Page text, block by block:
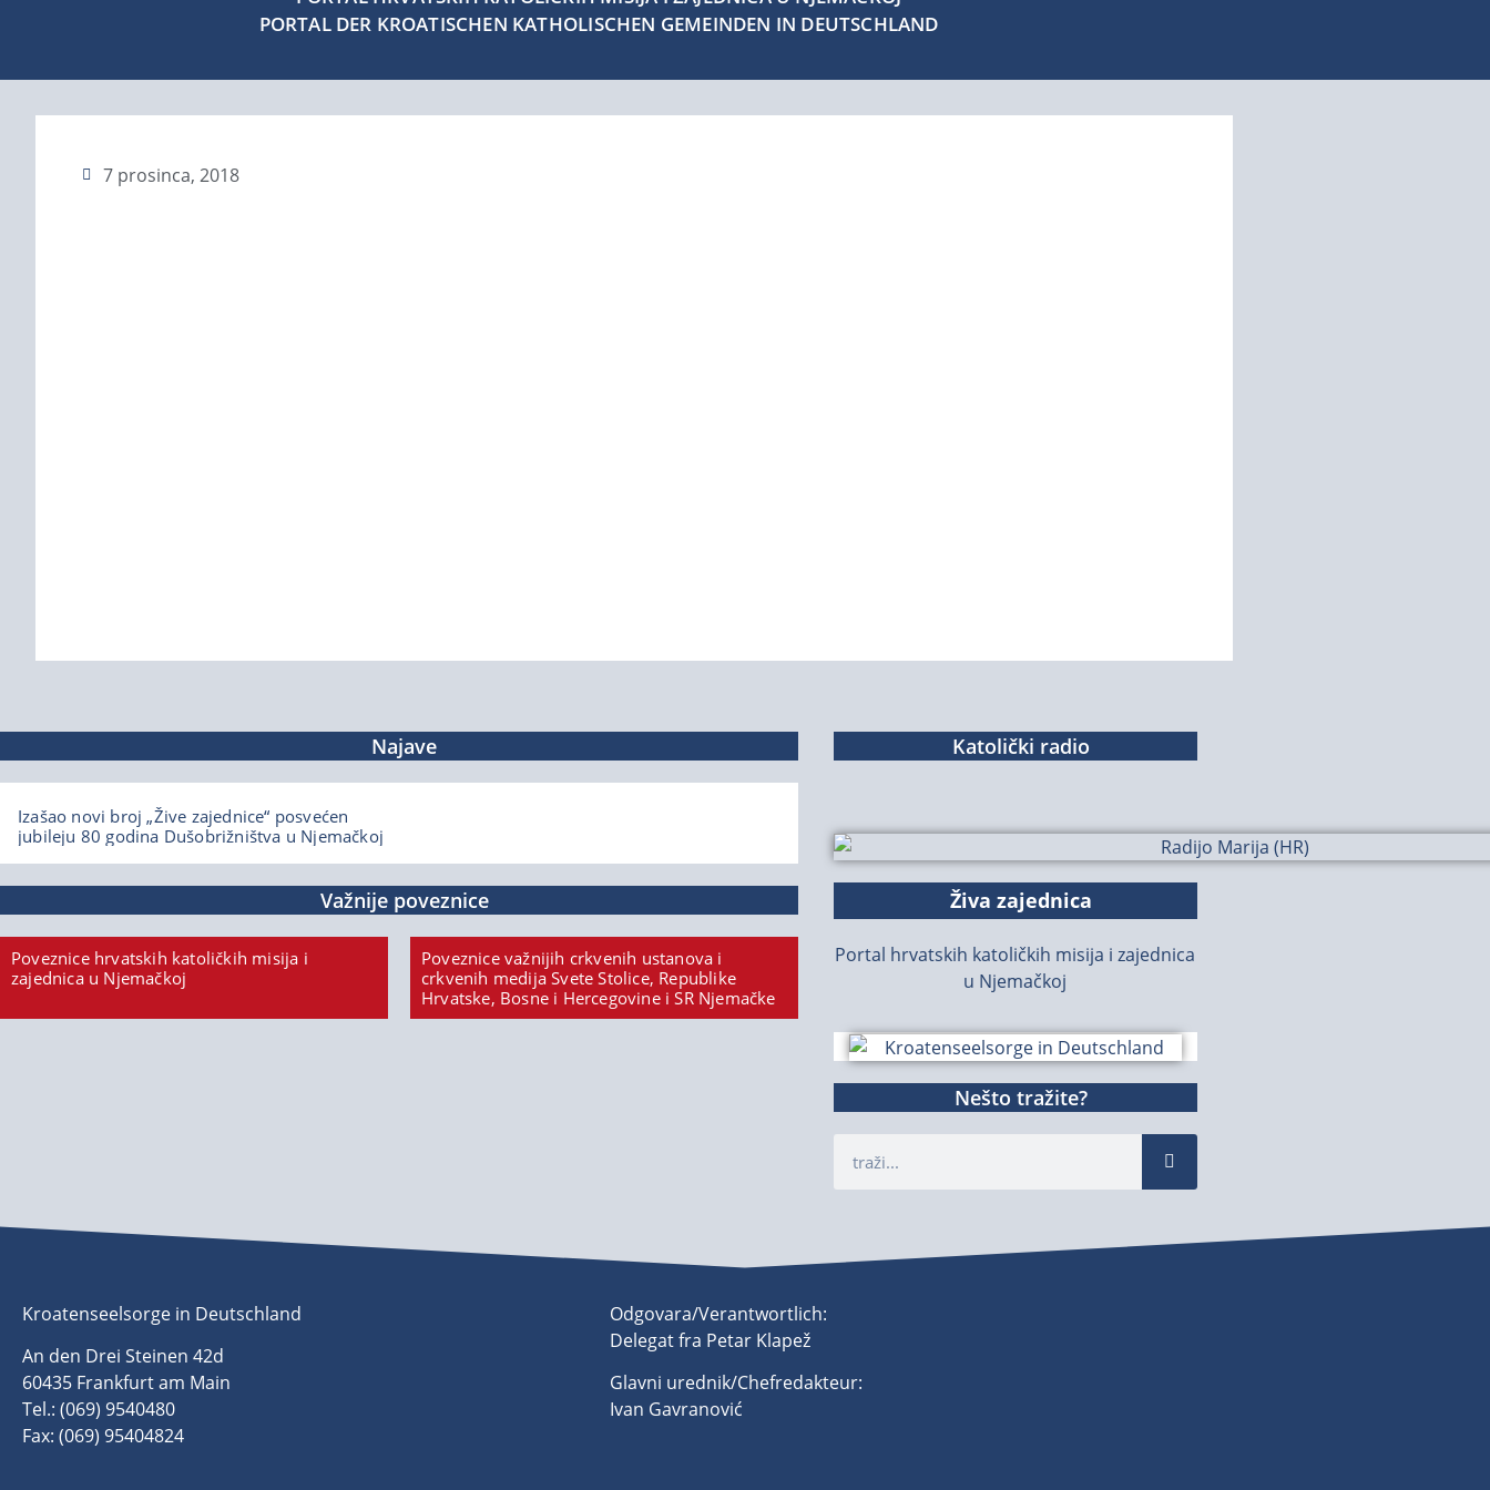
PORTAL DER KROATISCHEN KATHOLISCHEN GEMEINDEN IN DEUTSCHLAND
7 prosinca, 2018
Najave
Izašao novi broj „Žive zajednice“ posvećen
jubileju 80 godina Dušobrižništva u Njemačkoj
Važnije poveznice
Poveznice hrvatskih katoličkih misija i
zajednica u Njemačkoj
Poveznice važnijih crkvenih ustanova i
crkvenih medija Svete Stolice, Republike
Hrvatske, Bosne i Hercegovine i SR Njemačke
Katolički radio
Živa zajednica
Portal hrvatskih katoličkih misija i zajednica
u Njemačkoj
Nešto tražite?
Kroatenseelsorge in Deutschland
An den Drei Steinen 42d
60435 Frankfurt am Main
Tel.: (069) 9540480
Fax: (069) 95404824
Odgovara/Verantwortlich:
Delegat fra Petar Klapež
Glavni urednik/Chefredakteur:
Ivan Gavranović